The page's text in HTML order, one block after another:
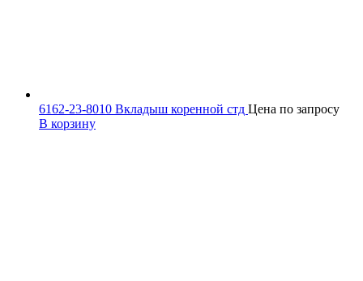
6162-23-8010 Вкладыш коренной стд Цена по запросу
В корзину